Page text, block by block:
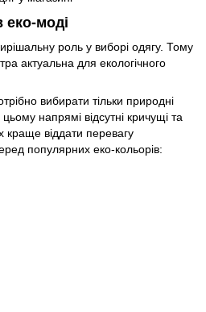
еко-моді
роль у виборі одягу. Тому
актуальна для екологічного
вибирати тільки природні
напрямі відсутні кричущі та
краще віддати перевагу
популярних еко-кольорів: